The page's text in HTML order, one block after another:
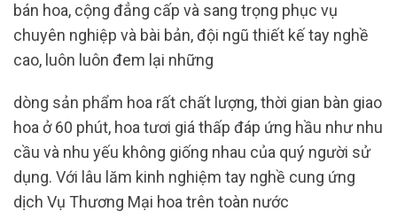
bán hoa, cộng đẳng cấp và sang trọng phục vụ
chuyên nghiệp và bài bản, đội ngũ thiết kế tay nghề
cao, luôn luôn đem lại những
dòng sản phẩm hoa rất chất lượng, thời gian bàn giao
hoa ở 60 phút, hoa tươi giá thấp đáp ứng hầu như nhu
cầu và nhu yếu không giống nhau của quý người sử
dụng. Với lâu lăm kinh nghiệm tay nghề cung ứng
dịch Vụ Thương Mại hoa trên toàn nước